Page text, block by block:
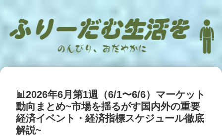
📊2026年6月第1週（6/1〜6/6）マーケット
動向まとめ~市場を揺るがす国内外の重要
経済イベント・経済指標スケジュール徹底
解説~